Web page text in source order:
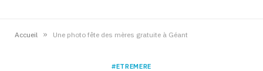
Accueil » Une photo fête des mères gratuite à Géant
#ETREMERE